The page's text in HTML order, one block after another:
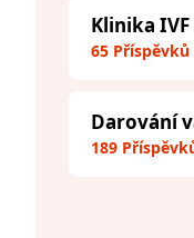
Klinika
65 Příspěvků
Darování
189